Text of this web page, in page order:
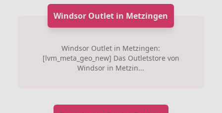
Windsor Outlet in Metzingen
Windsor Outlet in Metzingen:
[lvm_meta_geo_new] Das Outletstore von
Windsor in Metzin...